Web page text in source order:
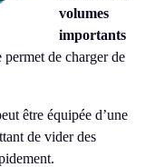
volumes
importants
de charger de
être équipée d’une
de vider des